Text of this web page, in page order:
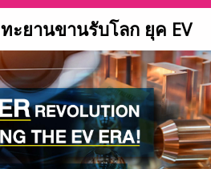
ทะยานขานรับโลก ยุค EV